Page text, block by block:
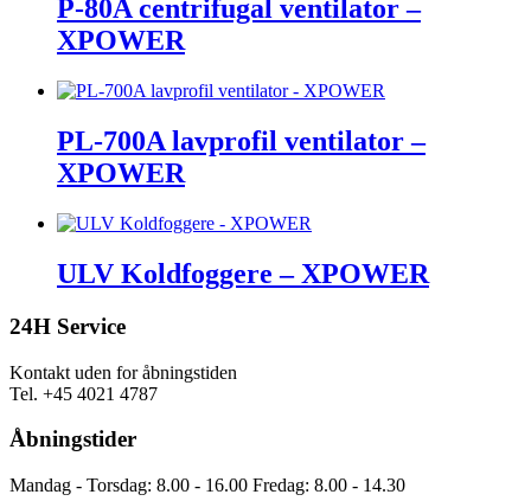
P-80A centrifugal ventilator –
XPOWER
PL-700A lavprofil ventilator –
XPOWER
ULV Koldfoggere – XPOWER
24H Service
Kontakt uden for åbningstiden
Tel. +45 4021 4787
Åbningstider
Mandag - Torsdag: 8.00 - 16.00 Fredag: 8.00 - 14.30